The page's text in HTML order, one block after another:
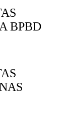
BPBD